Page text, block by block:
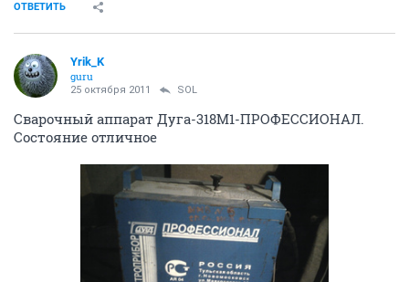
ОТВЕТИТЬ
Yrik_K
guru
25 октября 2011 SOL
Сварочный аппарат Дуга-318М1-ПРОФЕССИОНАЛ.
Состояние отличное